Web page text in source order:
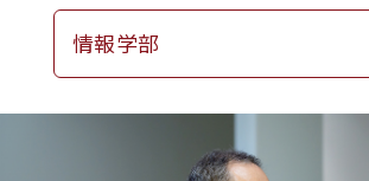
情報学部